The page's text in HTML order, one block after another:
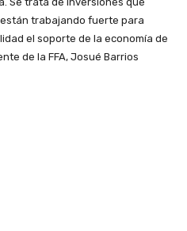
trabajando fuerte para
el soporte de la economía de
de la FFA, Josué Barrios